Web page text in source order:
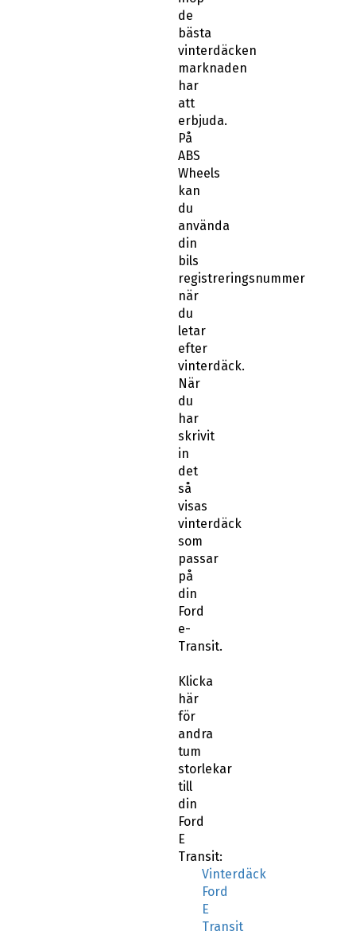
bästa
vinterdäcken
marknaden
att
erbjuda.
ABS
Wheels
kan
du
använda
bils
registreringsnummer
när
du
letar
efter
vinterdäck.
När
du
har
skrivit
in
det
så
visas
vinterdäck
som
din
Ford
e-
här
för
andra
tum
storlekar
till
din
Ford
E
Transit:
Vinterdäck
Ford
E
Transit
16